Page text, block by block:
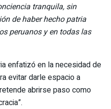
tranquila, sin
de haber hecho patria
peruanos y en todas las
enfatizó en la necesidad de
evitar darle espacio a
abrirse paso como